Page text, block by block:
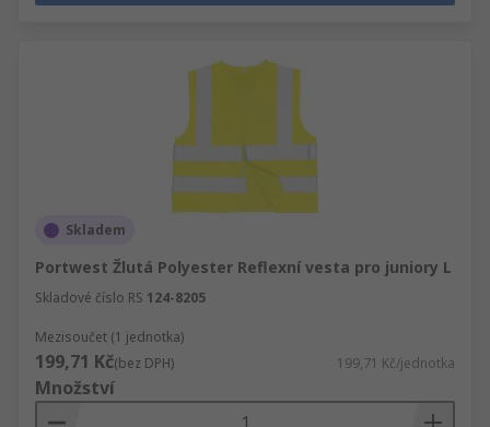
Skladem
Portwest Žlutá Polyester Reflexní vesta pro juniory L
Skladové číslo RS 124-8205
Mezisoučet (1 jednotka)
199,71 Kč(bez DPH) 199,71 Kč/jednotka
Množství